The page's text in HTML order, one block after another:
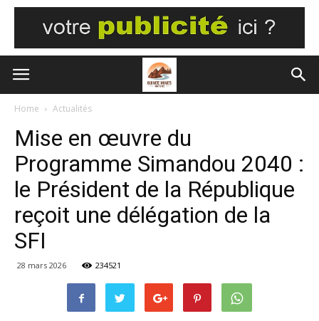
Home Actualités
Mise en œuvre du
Programme Simandou 2040 :
le Président de la République
reçoit une délégation de la
SFI
28 mars 2026 234521